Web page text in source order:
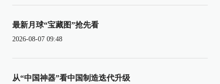
最新月球“宝藏图”抢先看
2026-08-07 09:48
从“中国神器”看中国制造迭代升级